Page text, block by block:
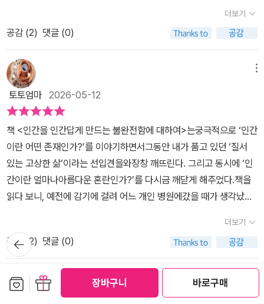
장바구니 바로구매
의 일화처럼 인간을 성장시키고 판을 뒤집는 힘은 언제나 계산되지
않은 변수에서 나왔다. 저자는 질서에 대한 강박이 오히려 개인과 조
는다고 경고한다. 알고리즘은 빈틈없는 매뉴얼과 정교한 수치화를 통
해 세상의 모든 무질서를 제거하려 든다. 바로 이 지점에서 책의 역설
이 빛을 발한다. AI가 세상의 모든 질서와 정답을 독점할 때 인간에게
남겨진 유일한 차별점은 역설적이게도 AI가 결코 흉내 낼 수 없는 인
간 고유의 불완전함과 모호함이기 때문이다.AI는 정해진 규칙 안에서
최상의 답을 찾아내지만 규칙 자체를 깨뜨리거나 엉망진창인 상황 속
에서 즉흥적인 직관을 발휘하지는 못한다. 맥락을 파악하고 모호함을
견디며 실수를 기회로 전환하는 능력은 오직 인간만의 영역이다. 따
라서 10년 전에는 그저 비효율을 극복하는 대안적 방법론으로 보였
고유성을 지켜낼 최후의 보루로 격상된 것이다. 시대의 변화가 이 책
의 가치를 완전히 재정의한 셈이다. 투자와 비즈니스 그리고 일상에
서 찾아오는 통제 불가능한 변수들을 두려워하기보다 판을 뒤집는 전
략적 자극제로 활용하는 프레임의 전환을 경험한다.10년 전 기억 속
의 아는 내용을 오늘날의 시선으로 다시 읽어 내려가는 경험은 경이
문을 새롭게 더한 이번 신작, 『인간을 인간답게 만드는 불완전함에 대
하여』를 통해 거장 팀 하포드의 지적 귀환을 마주합니다.우리는 완벽
한 질서의 시대를 추구하며 살고 있습니다. 손안의 알고리즘이 내가
좋아할 만한 뉴스를 골라주고, AI가 최적의 이동 경로를 알려주고, 스
마트 기기는 일상의 모든 마찰을 제거하려 듭니다.하지만 이상하게도
세상은 더 시끄럽고, 우리는 더 불안합니다. 팀 하포드는 이 모순의 해
답을 우리가 그토록 지우려 했던 '불완전함'에서 찾습니다. 효율과 최
적화라는 명제 아래 억눌린 인간의 본성이 사실은 우리를 구원할 유
일한 열쇠라는 겁니다.2009년 에어프랑스 447편 추락 참사 사례로
포문을 엽니다. 완벽하다고 믿었던 자동항법시스템이 예상치 못한 기
상 변화에 수동 모드로 전환되었을 때, 시스템에 길들여진 조종사들
은 아무것도 하지 못했습니다. 기술이 정교해질수록 인간의 대응 능
력은 퇴화하는 자동화의 역설이 발생한 겁니다.인간의 뇌는 모호함을
처리하도록 진화해왔지만, 알고리즘은 모호함 자체를 제거하려 합니
다. 분류할 수 없는 것은 강제로 분류되고, 불확실한 것은 확실한 것으
로 포장됩니다. 그 과정에서 현실은 왜곡되고, 시스템은 스스로의 정
확성을 과신하게 됩니다.우리는 왜 그토록 정리정돈과 질서에 집착할
까요? 팀 하포드는 벤저민 프랭클린의 사례를 듭니다. 역사상 가장
더보기
공감 (2) 댓글 (0)
토토엄마 2026-05-12
책 <인간을 인간답게 만드는 불완전함에 대하여>는궁극적으로 ‘인간
이란 어떤 존재인가?’를 이야기하면서그동안 내가 품고 있던 ‘질서
있는 고상한 삶’이라는 선입견을와장창 깨뜨린다. 그리고 동시에 ‘인
간이란 얼마나아름다운 혼란인가?’를 다시금 깨닫게 해주었다.책을
읽다 보니, 예전에 감기에 걸려 어느 개인 병원에갔을 때가 생각났다.
나는 속으로 ‘참 정신없는 분이네’ 라고 했고 그녀의 삶이 무질서할 거
라 예상했다.그러나 이 책을 읽고 나니 혼란스러운 겉모습 이면에는
그녀 나름의 질서와 리듬이 있었을 거라는 것을 확신하게 된다.저자
팀 하포드는 인간이 지나치게 정확성과 통제를추구하고 기술에 내내
의존하게 될 때 오히려 중요한 능력을 잃어버릴 수 있음을 이야기한
더보기
공감 ( 2) 댓글 (0)
뒤로가
기